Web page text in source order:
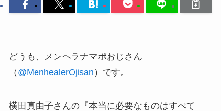
どうも、メンヘラナマポおじさん
（ @MenhealerOjisan ）です。
横田真由子さんの『本当に必要なものはすべて